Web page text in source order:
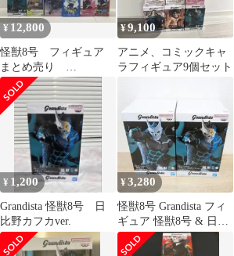
¥ 12,800
怪獣8号 フィギュア
まとめ売り
28260724J02L
¥9,100
アニメ、コミックキャ
ラフィギュア9個セット
¥ 1,200
Grandista 怪獣8号 日
比野カフカver.
¥3,280
怪獣8号 Grandista フィ
ギュア 怪獣8号 & 日比
野カフカ 2点セット